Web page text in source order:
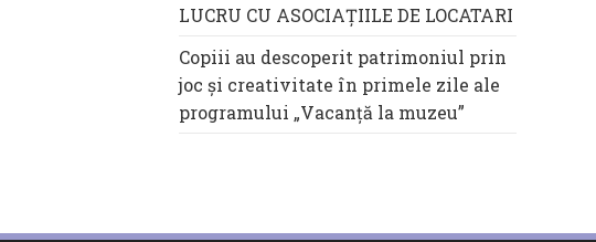
LUCRU CU ASOCIAȚIILE DE LOCATARI
Copiii au descoperit patrimoniul prin
joc și creativitate în primele zile ale
programului „Vacanță la muzeu”